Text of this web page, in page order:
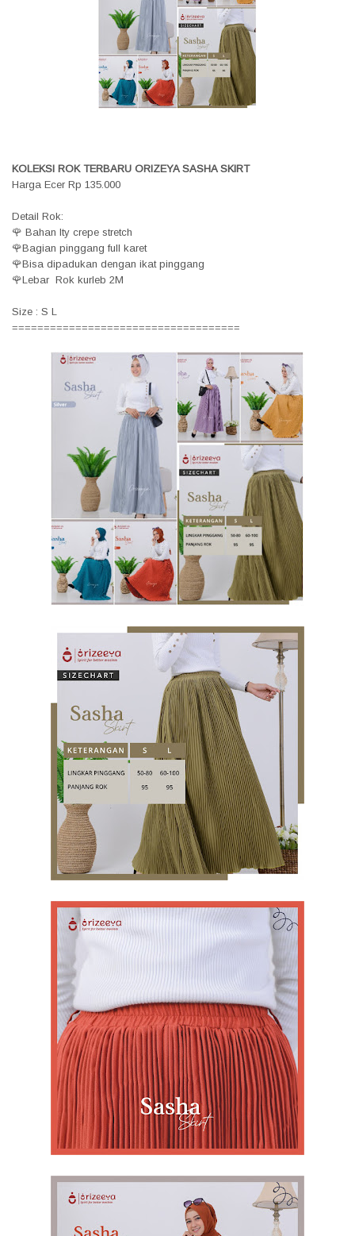
KOLEKSI ROK TERBARU ORIZEYA SASHA SKIRT
Harga Ecer Rp 135.000
Detail Rok:
🌹 Bahan Ity crepe stretch
🌹Bagian pinggang full karet
🌹Bisa dipadukan dengan ikat pinggang
🌹Lebar Rok kurleb 2M
Size : S L
====================================